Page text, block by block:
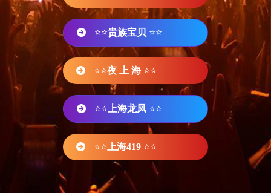
⭐⭐贵族宝贝 ⭐⭐
⭐⭐夜 上 海 ⭐⭐
⭐⭐ 上海龙凤 ⭐⭐
⭐⭐ 上海419 ⭐⭐